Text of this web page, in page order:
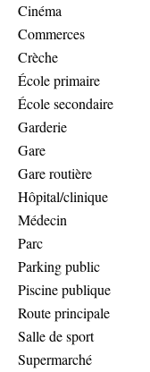
Cinéma
Commerces
Crèche
École primaire
École secondaire
Garderie
Gare
Gare routière
Hôpital/clinique
Médecin
Parc
Parking public
Piscine publique
Route principale
Salle de sport
Supermarché